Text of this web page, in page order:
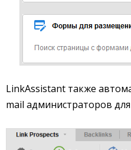
LinkAssistant также
mail администраторов